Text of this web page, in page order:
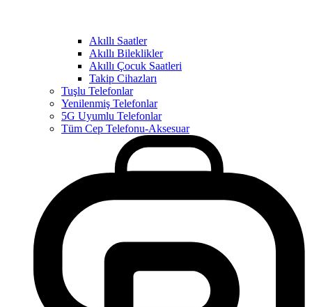
Akıllı Saatler
Akıllı Bileklikler
Akıllı Çocuk Saatleri
Takip Cihazları
Tuşlu Telefonlar
Yenilenmiş Telefonlar
5G Uyumlu Telefonlar
Tüm Cep Telefonu-Aksesuar